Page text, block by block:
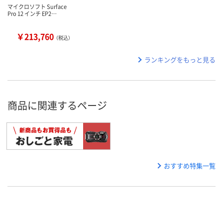
マイクロソフト Surface
Pro 12 インチ EP2…
￥213,760 （税込）
ランキングをもっと見る
商品に関連するページ
おすすめ特集一覧